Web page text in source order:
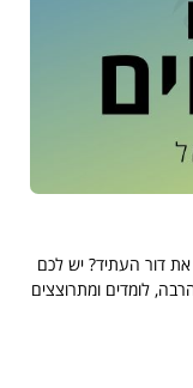
דור העתיד? יש לכם
לומדים ומתרוצצים